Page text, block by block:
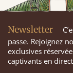
Newsletter
passe. Rejoignez
exclusives
captivants en